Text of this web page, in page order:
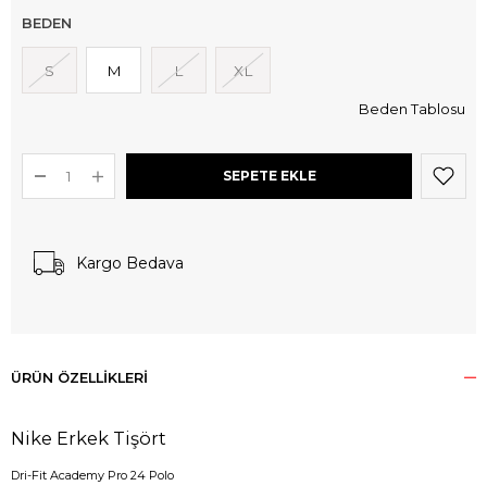
BEDEN
S M L XL
Beden Tablosu
Kargo Bedava
ÜRÜN ÖZELLIKLERI
Nike Erkek Tişört
Dri-Fit Academy Pro 24 Polo